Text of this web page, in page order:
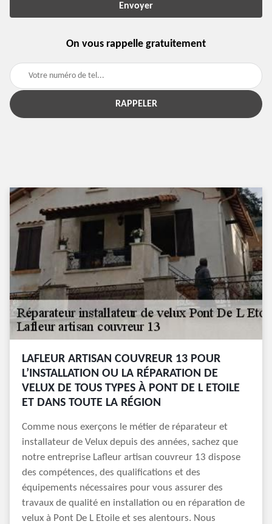
On vous rappelle gratuitement
LAFLEUR ARTISAN COUVREUR 13 POUR
L’INSTALLATION OU LA RÉPARATION DE
VELUX DE TOUS TYPES À PONT DE L ETOILE
ET DANS TOUTE LA RÉGION
Comme nous exerçons le métier de réparateur et
installateur de Velux depuis des années, sachez que
notre entreprise Lafleur artisan couvreur 13 dispose
des compétences, des qualifications et des
équipements nécessaires pour vous assurer des
travaux de qualité en installation ou en réparation de
velux à Pont De L Etoile et ses alentours. Nous